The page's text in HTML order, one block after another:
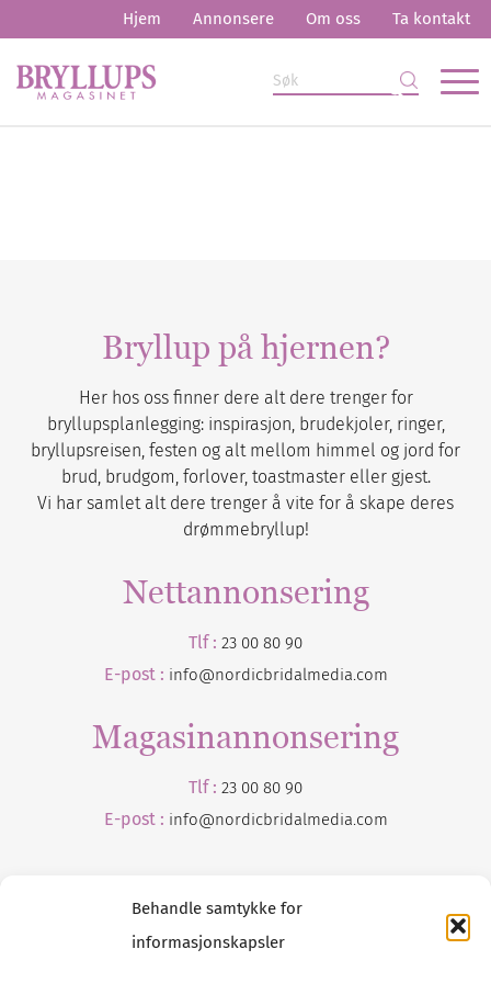
Behandle samtykke for
informasjonskapsler
Hjem Annonsere Om oss Ta kontakt
Bryllup på hjernen?
Her hos oss finner dere alt dere trenger for
bryllupsplanlegging: inspirasjon, brudekjoler, ringer,
bryllupsreisen, festen og alt mellom himmel og jord for
brud, brudgom, forlover, toastmaster eller gjest.
Vi har samlet alt dere trenger å vite for å skape deres
drømmebryllup!
Nettannonsering
Tlf : 23 00 80 90
E-post : info@nordicbridalmedia.com
Magasinannonsering
Tlf : 23 00 80 90
E-post : info@nordicbridalmedia.com